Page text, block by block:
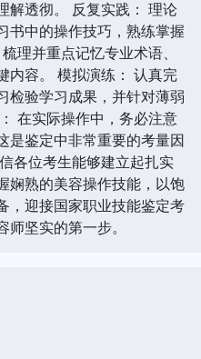
解透彻。 反复实践： 理论
书中的操作技巧，熟练掌握
理并重点记忆专业术语、
内容。 模拟演练： 认真完
检验学习成果，并针对薄弱
在实际操作中，务必注意
是鉴定中非常重要的考量因
各位考生能够建立起扎实
娴熟的美容操作技能，以饱
，迎接国家职业技能鉴定考
坚实的第一步。